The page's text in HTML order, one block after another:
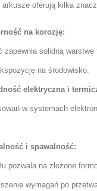
arkusze oferują kilka
na korozję:
solidną warstwę
na środowisko.
elektryczna i
w systemach
i spawalność:
pozwala na złożone
wymagań po